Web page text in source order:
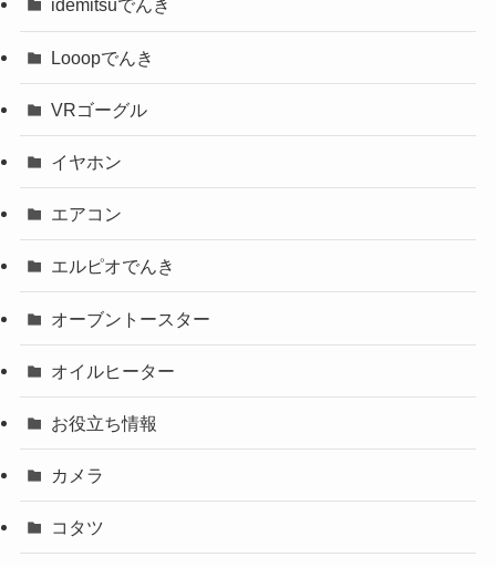
idemitsuでんき
Looopでんき
VRゴーグル
イヤホン
エアコン
エルピオでんき
オーブントースター
オイルヒーター
お役立ち情報
カメラ
コタツ